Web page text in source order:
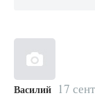
Василий 17